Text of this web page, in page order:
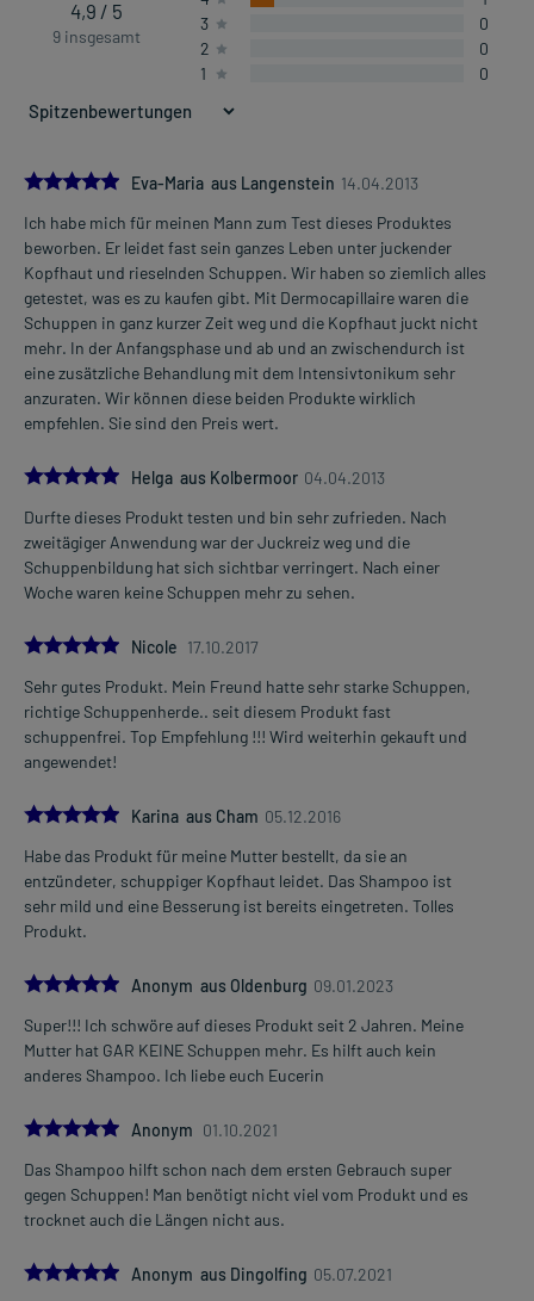
4,9 / 5
9 insgesamt
3
0
2
0
1
0
5.0
Eva-Maria aus Langenstein 14.04.2013
Ich habe mich für meinen Mann zum Test dieses Produktes
beworben. Er leidet fast sein ganzes Leben unter juckender
Kopfhaut und rieselnden Schuppen. Wir haben so ziemlich alles
getestet, was es zu kaufen gibt. Mit Dermocapillaire waren die
Schuppen in ganz kurzer Zeit weg und die Kopfhaut juckt nicht
mehr. In der Anfangsphase und ab und an zwischendurch ist
eine zusätzliche Behandlung mit dem Intensivtonikum sehr
anzuraten. Wir können diese beiden Produkte wirklich
empfehlen. Sie sind den Preis wert.
5.0
Helga aus Kolbermoor 04.04.2013
Durfte dieses Produkt testen und bin sehr zufrieden. Nach
zweitägiger Anwendung war der Juckreiz weg und die
Schuppenbildung hat sich sichtbar verringert. Nach einer
Woche waren keine Schuppen mehr zu sehen.
5.0
Nicole 17.10.2017
Sehr gutes Produkt. Mein Freund hatte sehr starke Schuppen,
richtige Schuppenherde.. seit diesem Produkt fast
schuppenfrei. Top Empfehlung !!! Wird weiterhin gekauft und
angewendet!
5.0
Karina aus Cham 05.12.2016
Habe das Produkt für meine Mutter bestellt, da sie an
entzündeter, schuppiger Kopfhaut leidet. Das Shampoo ist
sehr mild und eine Besserung ist bereits eingetreten. Tolles
Produkt.
5.0Anonym aus Oldenburg 09.01.2023
Super!!! Ich schwöre auf dieses Produkt seit 2 Jahren. Meine
Mutter hat GAR KEINE Schuppen mehr. Es hilft auch kein
anderes Shampoo. Ich liebe euch Eucerin
5.0Anonym 01.10.2021
Das Shampoo hilft schon nach dem ersten Gebrauch super
gegen Schuppen! Man benötigt nicht viel vom Produkt und es
trocknet auch die Längen nicht aus.
5.0Anonym aus Dingolfing 05.07.2021